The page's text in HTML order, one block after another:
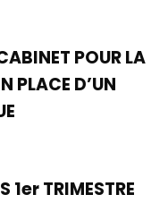
POUR LA
PLACE D’UN
1er TRIMESTRE